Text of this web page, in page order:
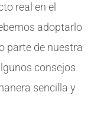
real en el
adoptarlo
parte de nuestra
consejos
sencilla y